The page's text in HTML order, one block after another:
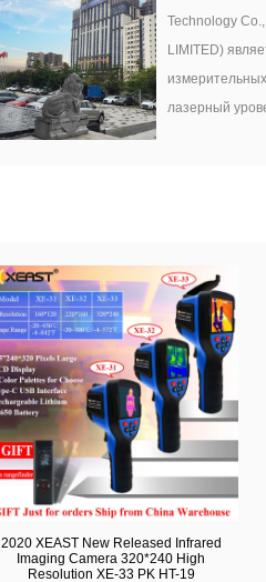
Technology
LIMITED)
лазерный
2020 XEAST New Released Infrared
Imaging Camera 320*240 High
Resolution XE-33 PK HT-19